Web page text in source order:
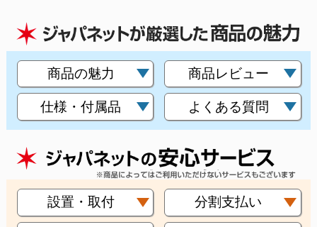
商品の魅力 商品レビュー
仕様・付属品 よくある質問
設置・取付 分割支払い